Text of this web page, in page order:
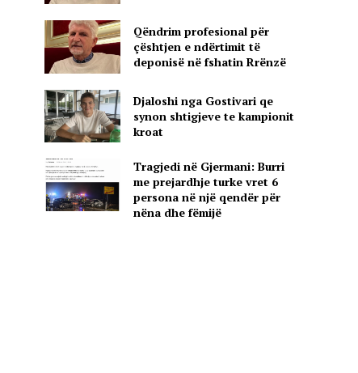
Qëndrim profesional për
çështjen e ndërtimit të
deponisë në fshatin Rrënzë
Djaloshi nga Gostivari qe
synon shtigjeve te kampionit
kroat
Tragjedi në Gjermani: Burri
me prejardhje turke vret 6
persona në një qendër për
nëna dhe fëmijë